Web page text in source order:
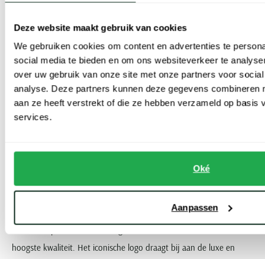
Deze website maakt gebruik van cookies
We gebruiken cookies om content en advertenties te
social media te bieden en om ons websiteverkeer te
over uw gebruik van onze site met onze partners voor
analyse. Deze partners kunnen deze gegevens combineren
aan ze heeft verstrekt of die ze hebben verzameld op basis
services.
Oké
Aanpassen
veel comfort biedt. Het design is tijdloos, waardoor de heren
badjas moeiteloos lang mee gaat. Het merk gebruikt veel katoen in
de hoogste kwaliteit. Dat combineert een zacht gevoel op de huid
met een goed ademend draagcomfort. Zo blijft u steeds heerlijk
aangenaam in deze badjassen.
Tommy Hilfiger
en moderne look met heel veel comfort. Tegelijkertijd oogt de
badjas vaak eigentijds. Dat maakt het een mooie keuze voor de
modebewuste man. Bekijk bijvoorbeeld de donkergrijze badjassen
hoogste kwaliteit. Het iconische logo draagt bij aan de luxe en